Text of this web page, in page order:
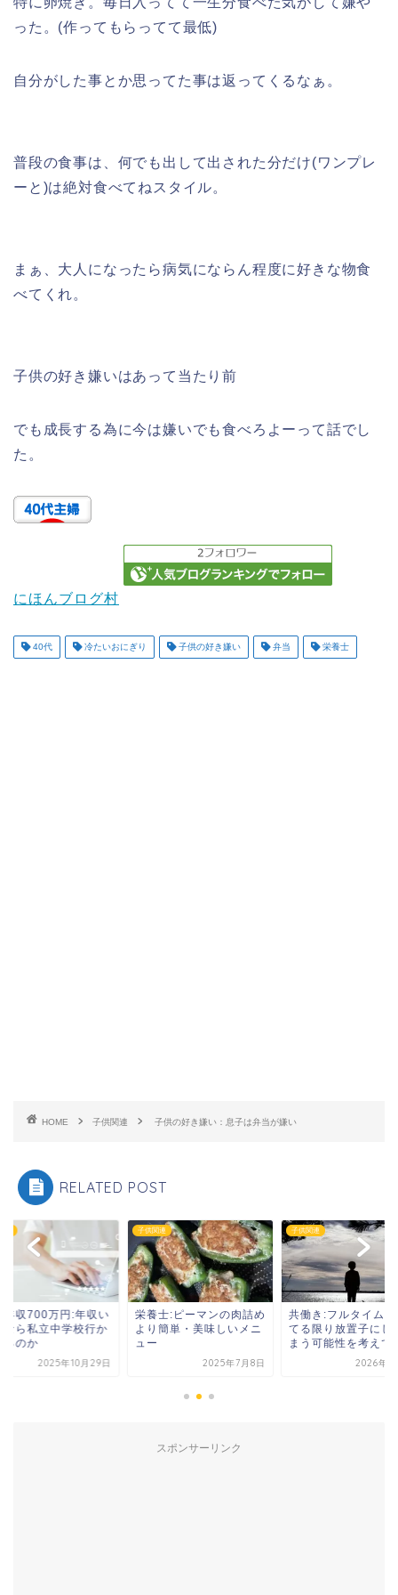
った。(作ってもらってて最低)
自分がした事とか思ってた事は返ってくるなぁ。
普段の食事は、何でも出して出された分だけ(ワンプレ
ーと)は絶対食べてねスタイル。
まぁ、大人になったら病気にならん程度に好きな物食
べてくれ。
子供の好き嫌いはあって当たり前
でも成長する為に今は嫌いでも食べろよーって話でし
た。
にほんブログ村
40代 冷たいおにぎり 子供の好き嫌い 弁当 栄養士
HOME 子供関連 子供の好き嫌い：息子は弁当が嫌い
RELATED POST
年収700万円:年収い
なら私立中学校行か
るのか
2025年10月29日
子供関連
栄養士:ピーマンの肉詰め
より簡単・美味しいメニ
ュー
2025年7月8日
子供関連
共働き:フルタイムで
てる限り放置子にし
まう可能性を考えて
2026年2
スポンサーリンク